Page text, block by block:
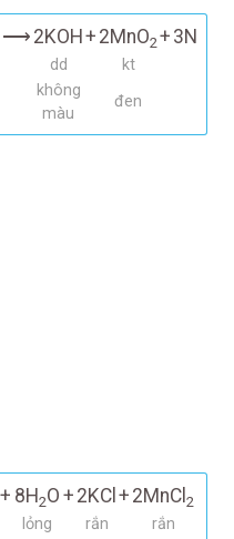
⟶ 2KOH + 2MnO2 + 3Na
dd kt
không
màu
đen
+ 8H 2O + 2KCl + 2MnCl 2
lỏng rắn
rắn